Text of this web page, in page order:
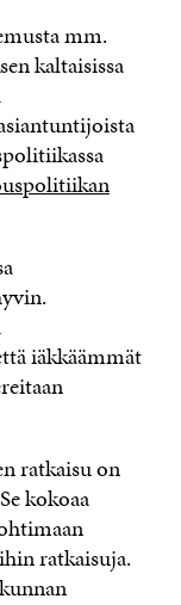
mm.
kaltaisissa
iäkkäämmät
ratkaisu on
kokoaa
ratkaisuja.